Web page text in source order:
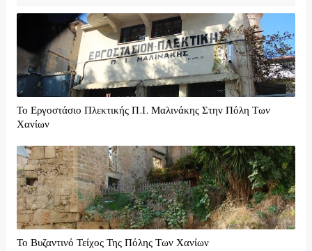
Το Εργοστάσιο Πλεκτικής Π.Ι. Μαλινάκης Στην Πόλη Των
Χανίων
Το Βυζαντινό Τείχος Της Πόλης Των Χανίων